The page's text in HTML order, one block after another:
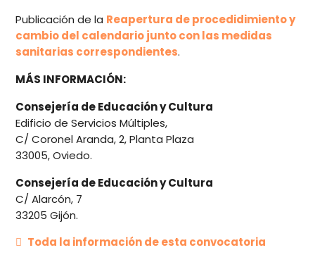
Publicación de la Reapertura de procedidimiento y
cambio del calendario junto con las medidas
sanitarias correspondientes.
MÁS INFORMACIÓN:
Consejería de Educación y Cultura
Edificio de Servicios Múltiples,
C/ Coronel Aranda, 2, Planta Plaza
33005, Oviedo.
Consejería de Educación y Cultura
C/ Alarcón, 7
33205 Gijón.
Toda la información de esta convocatoria